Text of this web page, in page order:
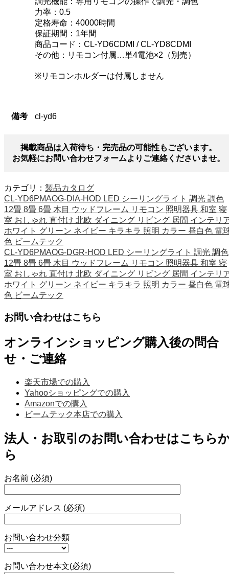
力率：0.5
定格寿命：40000時間
保証期間：1年間
商品コード：CL-YD6CDMI / CL-YD8CDMI
その他：リモコン付属…単4電池×2（別売）
※リモコンホルダーは付属しません
備考 cl-yd6
掲載商品は入荷待ち・完売品の可能性もございます。
お気軽にお問い合わせフォームよりご連絡くださいませ。
カテゴリ： 製品カタログ
CL-YD6PMAOG-DIA-HOD LED シーリングライト 調光 調色
12畳 8畳 6畳 木目 ウッドフレーム リモコン 照明器具 和室 寝
室 おしゃれ 直付け 北欧 ダイニング リビング 居間 インテリ
ホワイト グリーン ネイビー キラキラ 照明 カラー 昼白色 電
色 ビームテック
CL-YD6PMAOG-DGR-HOD LED シーリングライト 調光 調色
12畳 8畳 6畳 木目 ウッドフレーム リモコン 照明器具 和室 寝
室 おしゃれ 直付け 北欧 ダイニング リビング 居間 インテリ
ホワイト グリーン ネイビー キラキラ 照明 カラー 昼白色 電
色 ビームテック
お問い合わせはこちら
オンラインショッピング購入後の問合
せ・ご連絡
楽天市場での購入
Yahooショッピングでの購入
Amazonでの購入
ビームテック本店での購入
法人・お取引のお問い合わせはこちら
ら
お名前 (必須)
メールアドレス (必須)
お問い合わせ分類
お問い合わせ本文(必須)